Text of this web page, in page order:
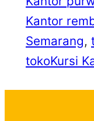
Kantor
Semarang,
tokoKursi